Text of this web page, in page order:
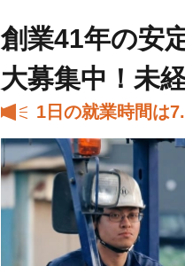
創業41年の安
大募集中！未
1日の就業時間は